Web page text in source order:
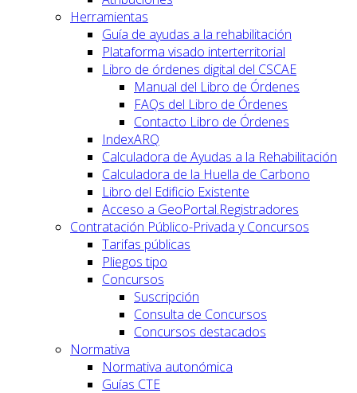
Herramientas
Guía de ayudas a la rehabilitación
Plataforma visado interterritorial
Libro de órdenes digital del CSCAE
Manual del Libro de Órdenes
FAQs del Libro de Órdenes
Contacto Libro de Órdenes
IndexARQ
Calculadora de Ayudas a la Rehabilitación
Calculadora de la Huella de Carbono
Libro del Edificio Existente
Acceso a GeoPortal.Registradores
Contratación Público-Privada y Concursos
Tarifas públicas
Pliegos tipo
Concursos
Suscripción
Consulta de Concursos
Concursos destacados
Normativa
Normativa autonómica
Guías CTE